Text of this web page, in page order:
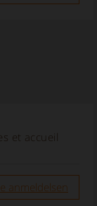
et accueil
anmeldelsen